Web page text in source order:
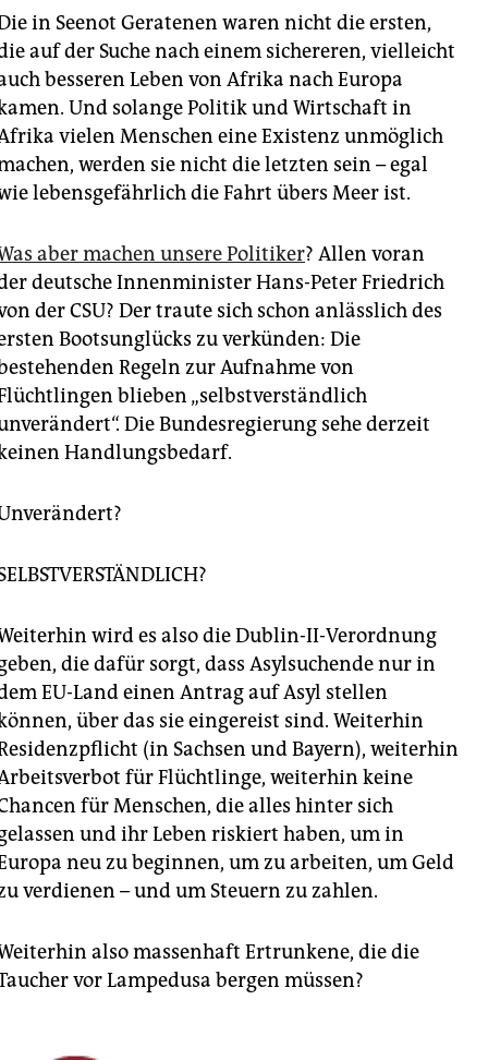
in Seenot Geratenen waren nicht die ersten,
auf der Suche nach einem sichereren, vielleicht
besseren Leben von Afrika nach Europa
Und solange Politik und Wirtschaft in
vielen Menschen eine Existenz unmöglich
werden sie nicht die letzten sein – egal
lebensgefährlich die Fahrt übers Meer ist.
aber machen unsere Politiker? Allen voran
deutsche Innenminister Hans-Peter Friedrich
der CSU? Der traute sich schon anlässlich des
Bootsunglücks zu verkünden: Die
Regeln zur Aufnahme von
blieben „selbstverständlich
Die Bundesregierung sehe derzeit
Handlungsbedarf.
wird es also die Dublin-II-Verordnung
die dafür sorgt, dass Asylsuchende nur in
EU-Land einen Antrag auf Asyl stellen
über das sie eingereist sind. Weiterhin
(in Sachsen und Bayern), weiterhin
für Flüchtlinge, weiterhin keine
für Menschen, die alles hinter sich
und ihr Leben riskiert haben, um in
neu zu beginnen, um zu arbeiten, um Geld
verdienen – und um Steuern zu zahlen.
also massenhaft Ertrunkene, die die
vor Lampedusa bergen müssen?